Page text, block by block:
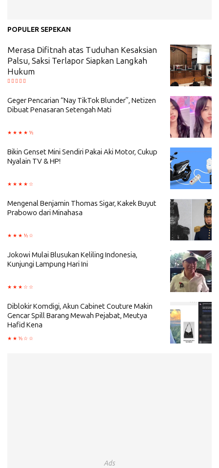
POPULER SEPEKAN
Merasa Difitnah atas Tuduhan Kesaksian
Palsu, Saksi Terlapor Siapkan Langkah
Hukum
Geger Pencarian “Nay TikTok Blunder”, Netizen
Dibuat Penasaran Setengah Mati
Bikin Genset Mini Sendiri Pakai Aki Motor, Cukup
Nyalain TV & HP!
Mengenal Benjamin Thomas Sigar, Kakek Buyut
Prabowo dari Minahasa
Jokowi Mulai Blusukan Keliling Indonesia,
Kunjungi Lampung Hari Ini
Diblokir Komdigi, Akun Cabinet Couture Makin
Gencar Spill Barang Mewah Pejabat, Meutya
Hafid Kena
Ads